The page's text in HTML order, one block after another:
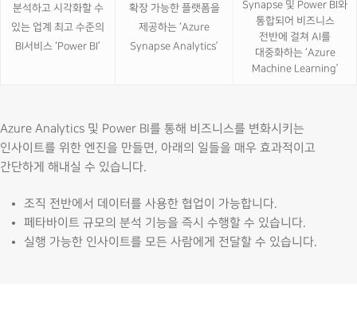
분석하고 시각화할 수
있는 업계 최고 수준의
BI서비스 ‘Power BI’
확장 가능한 플랫폼을
제공하는 ‘Azure
Synapse Analytics’
Synapse 및 Power BI와
통합되어 비즈니스
전반에 걸쳐 AI를
대중화하는 ‘Azure
Machine Learning’
Azure Analytics 및 Power BI를 통해 비즈니스를 변화시키는
인사이트를 위한 엔진을 만들면, 아래의 일들을 매우 효과적이고
간단하게 해내실 수 있습니다.
조직 전반에서 데이터를 사용한 협업이 가능합니다.
페타바이트 규모의 분석 기능을 즉시 수행할 수 있습니다.
실행 가능한 인사이트를 모든 사람에게 전달할 수 있습니다.